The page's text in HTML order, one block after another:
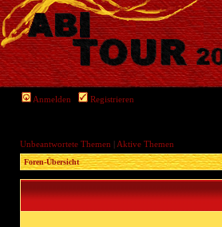
Anmelden Registrieren
Unbeantwortete Themen | Aktive Themen
Foren-Übersicht